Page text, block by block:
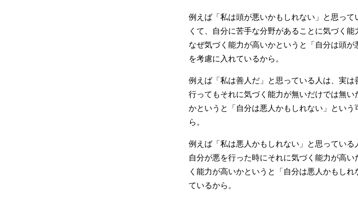
例えば「私は頭が悪いかもしれない」と思っ
くて、自分に苦手な分野があることに気づく能
なぜ気づく能力が高いかというと「自分は頭
を考慮に入れているから。
例えば「私は善人だ」と思っている人は、実
行ってもそれに気づく能力が無いだけでは無
かというと「自分は悪人かもしれない」とい
ら。
例えば「私は悪人かもしれない」と思っている
自分が悪を行った時にそれに気づく能力が高
く能力が高いかというと「自分は悪人かもし
ているから。